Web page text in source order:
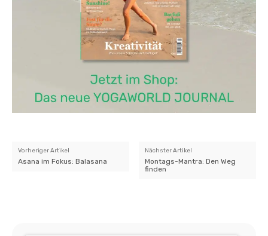
Vorheriger Artikel
Asana im Fokus: Balasana
Nächster Artikel
Montags-Mantra: Den Weg
finden